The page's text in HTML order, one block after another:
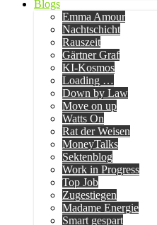
Blogs
Emma Amour
Nachtschicht
Rauszeit
Gärtner Graf
KI-Kosmos
Loading …
Down by Law
Move on up
Watts On
Rat der Weisen
MoneyTalks
Sektenblog
Work in Progress
Top Job
Zugestiegen
Madame Energie
Smart gespart